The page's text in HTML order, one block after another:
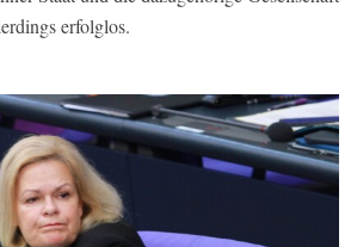
erfolglos.